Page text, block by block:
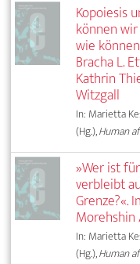
Kopoiesis
können
wie
Bracha L.
Kathrin
Witzgall
In: Marietta
(Hg.),Human
»Wer ist
verbleibt
Grenze?«.
In: Marietta
(Hg.),Human